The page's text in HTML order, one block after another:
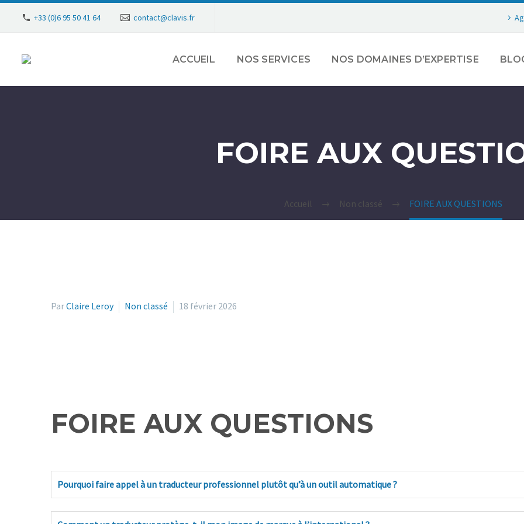
+33 (0)6 95 50 41 64 contact@clavis.fr
ACCUEIL NOS SERVICES NOS DOMAINES D’EXPERTISE
FOIRE AUX
Accueil Non classé FOIRE AUX QUESTIONS
ParClaire Leroy Non classé 18 février 2026
FOIRE AUX QUESTIONS
Pourquoi faire appel à un traducteur professionnel plutôt qu’à un outil automatique ?